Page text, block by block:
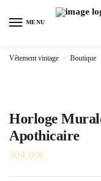
MENU
Vêtement vintage » Boutique
Horloge
Apothicaire
304.00€